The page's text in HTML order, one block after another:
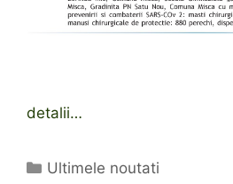
detalii…
Categorii
Ultimele noutati